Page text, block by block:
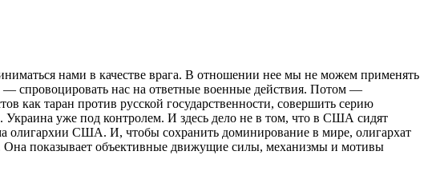
нами в качестве врага. В отношении нее мы не можем применять
— спровоцировать нас на ответные военные действия. Потом —
как таран против русской государственности, совершить серию
уже под контролем. И здесь дело не в том, что в США сидят
олигархии США. И, чтобы сохранить доминирование в мире, олигархат
Она показывает объективные движущие силы, механизмы и мотивы